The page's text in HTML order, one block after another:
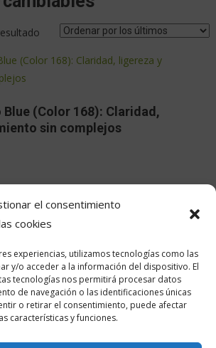
el consentimiento
cookies
experiencias, utilizamos tecnologías como las
y/o acceder a la información del dispositivo. El
tecnologías nos permitirá procesar datos
de navegación o las identificaciones únicas
o retirar el consentimiento, puede afectar
características y funciones.
(Color 168): Claridad,
sin complejos
12, Madrid